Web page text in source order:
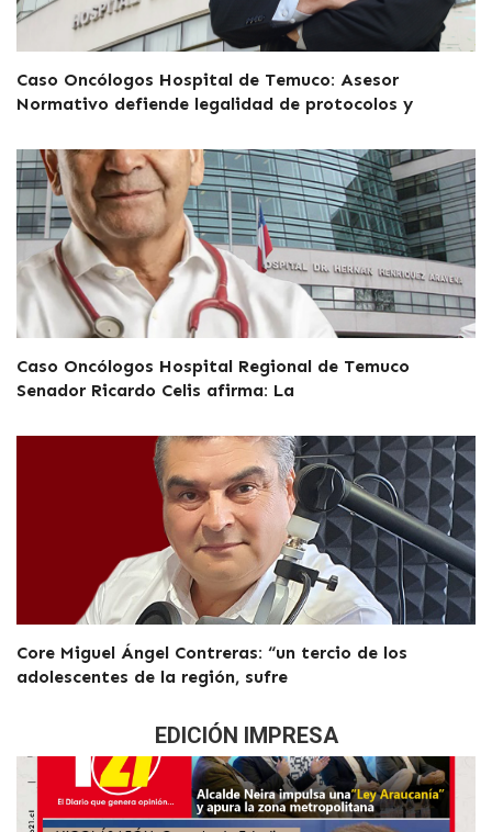
Caso Oncólogos Hospital de Temuco: Asesor
Normativo defiende legalidad de protocolos y
Caso Oncólogos Hospital Regional de Temuco
Senador Ricardo Celis afirma: La
Core Miguel Ángel Contreras: “un tercio de los
adolescentes de la región, sufre
EDICIÓN IMPRESA